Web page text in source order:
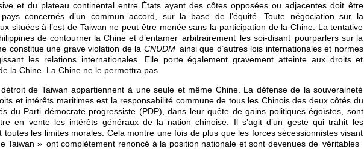
et du plateau continental entre États ayant des côtes opposées ou adjacentes doit être
concernés d’un commun accord, sur la base de l’équité. Toute négociation sur la
situées à l’est de Taiwan ne peut être menée sans la participation de la Chine. La tentative
de contourner la Chine et d’entamer arbitrairement les soi-disant pourparlers sur la
constitue une grave violation de la CNUDMainsi que d’autres lois internationales et normes
les relations internationales. Elle porte également gravement atteinte aux droits et
la Chine. La Chine ne le permettra pas.
de Taiwan appartiennent à une seule et même Chine. La défense de la souveraineté
et intérêts maritimes est la responsabilité commune de tous les Chinois des deux côtés du
du Parti démocrate progressiste (PDP), dans leur quête de gains politiques égoïstes, sont
en vente les intérêts généraux de la nation chinoise. Il s’agit d’un geste qui trahit les
toutes les limites morales. Cela montre une fois de plus que les forces sécessionnistes visant
Taiwan » ont complètement renoncé à la position nationale et sont devenues de véritables